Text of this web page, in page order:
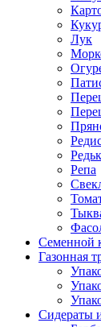
Лук
Репа
Семенной
Газонная
Сидераты